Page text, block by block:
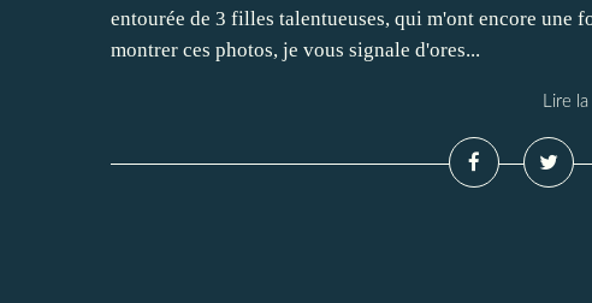
entourée de 3 filles talentueuses, qui m'ont encore une
montrer ces photos, je vous signale d'ores...
Lire